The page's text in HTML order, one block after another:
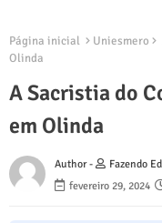
Página inicial Uniesmero
Olinda
A Sacristia do
em Olinda
Author -
Fazendo
fevereiro 29, 2024